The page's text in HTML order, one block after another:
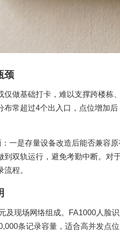
颈
做基础打卡，难以支撑跨楼栋
常超过4个出入口，点位增加
一是存量设备改造后能否兼容
双轨运行，避免考勤中断。对
程。
及现场网络组成。FA1000人脸
条记录容量，适合高并发点